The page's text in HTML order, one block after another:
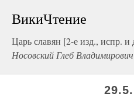
ВикиЧтение
Царь славян [2-е изд., испр. и
Носовский Глеб Владимирович